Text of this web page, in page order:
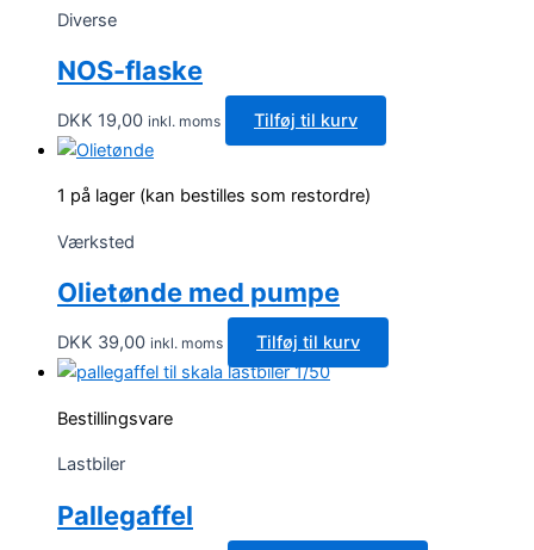
Diverse
NOS-flaske
DKK 19,00 inkl. moms Tilføj til kurv
1 på lager (kan bestilles som restordre)
Værksted
Olietønde med pumpe
DKK 39,00 inkl. moms Tilføj til kurv
Bestillingsvare
Lastbiler
Pallegaffel